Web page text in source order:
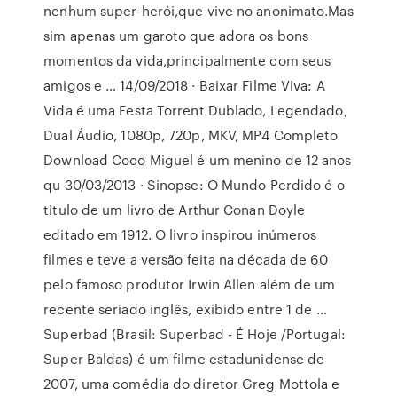
nenhum super-herói,que vive no anonimato.Mas
sim apenas um garoto que adora os bons
momentos da vida,principalmente com seus
amigos e … 14/09/2018 · Baixar Filme Viva: A
Vida é uma Festa Torrent Dublado, Legendado,
Dual Áudio, 1080p, 720p, MKV, MP4 Completo
Download Coco Miguel é um menino de 12 anos
qu 30/03/2013 · Sinopse: O Mundo Perdido é o
titulo de um livro de Arthur Conan Doyle
editado em 1912. O livro inspirou inúmeros
filmes e teve a versão feita na década de 60
pelo famoso produtor Irwin Allen além de um
recente seriado inglês, exibido entre 1 de …
Superbad (Brasil: Superbad - É Hoje /Portugal:
Super Baldas) é um filme estadunidense de
2007, uma comédia do diretor Greg Mottola e